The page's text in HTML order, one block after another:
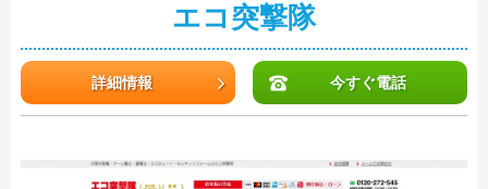
エコ突撃隊
詳細情報 今すぐ電話